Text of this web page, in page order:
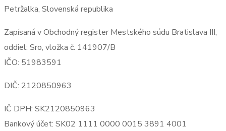
Petržalka, Slovenská republika
Zapísaná v Obchodný register Mestského súdu Bratislava III,
oddiel: Sro, vložka č. 141907/B
IČO: 51983591
DIČ: 2120850963
IČ DPH: SK2120850963
Bankový účet: SK02 1111 0000 0015 3891 4001